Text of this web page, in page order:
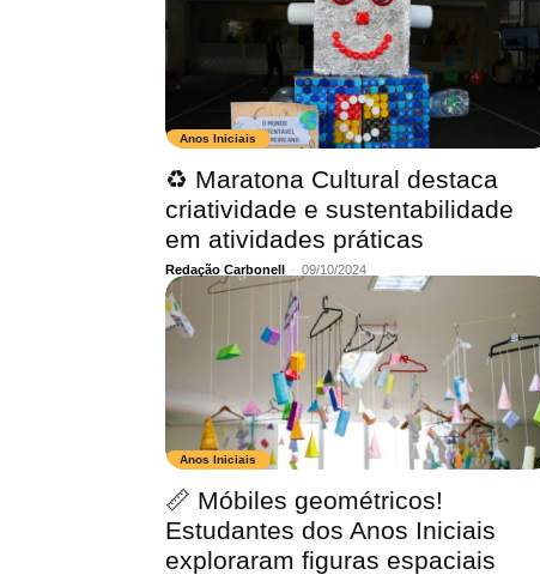
Anos Iniciais
♻ Maratona Cultural destaca
criatividade e sustentabilidade
em atividades práticas
Redação Carbonell - 09/10/2024
Anos Iniciais
📏 Móbiles geométricos!
Estudantes dos Anos Iniciais
exploraram figuras espaciais